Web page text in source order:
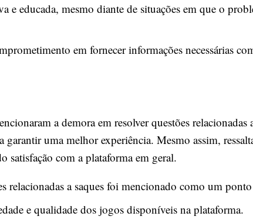
e educada, mesmo diante de situações em que o
em fornecer informações necessárias
a demora em resolver questões relacionadas
uma melhor experiência. Mesmo assim,
satisfação com a plataforma em geral.
relacionadas a saques foi mencionado como um
e qualidade dos jogos disponíveis na plataforma.